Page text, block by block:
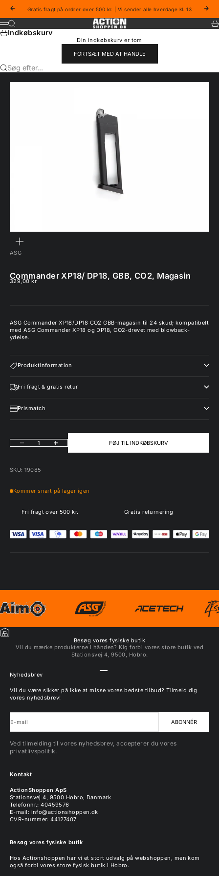
ForrigeGratis fragt på ordrer over 500 kr. | Vi sender alle hverdage kl. 13
Actionshoppen
Menu
Søg
Indkøbskurv
Din indkøbskurv er tom
FORTSÆT MED AT HANDLE
Søg efter...
ASG
Commander XP18/ DP18, GBB, CO2, Magasin
Salgspris
329,00 kr
ASG Commander XP18/DP18 CO2 GBB-magasin til 24 skud; kompatibelt
med ASG Commander XP18 og DP18, CO2-drevet med blowback-
ydelse.
Produktinformation
Fri fragt & gratis retur
Prismatch
Sænk antal Øg antal FØJ TIL INDKØBSKURV
SKU: 19085
Kommer snart på lager igen
Fri fragt over 500 kr. Gratis returnering
Besøg vores fysiske butik
Vil du mærke produkterne i hånden? Kig forbi vores store butik ved
Stationsvej 4, 9500, Hobro.
Nyhedsbrev
Vil du være sikker på ikke at misse vores bedste tilbud? Tilmeld dig
vores nyhedsbrev!
E-mail ABONNÉR
Ved tilmelding til vores nyhedsbrev, accepterer du vores
privatlivspolitik.
Kontakt
ActionShoppen ApS
Stationsvej 4, 9500 Hobro, Danmark
Telefonnr.: 40459576
E-mail: info@actionshoppen.dk
CVR-nummer: 44127407
Besøg vores fysiske butik
Hos Actionshoppen har vi et stort udvalg på webshoppen, men kom
også forbi vores store fysisk butik i Hobro.